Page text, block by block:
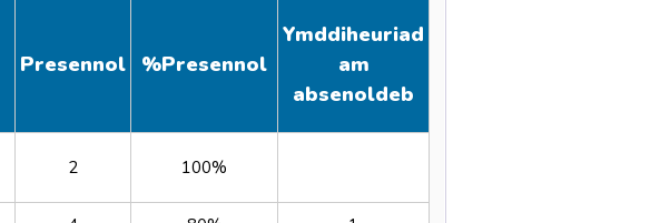
Presennol %Presennol
Ymddiheuriad
am
absenoldeb
2 100%